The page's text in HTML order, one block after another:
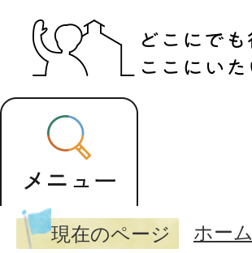
現在のページ ホーム